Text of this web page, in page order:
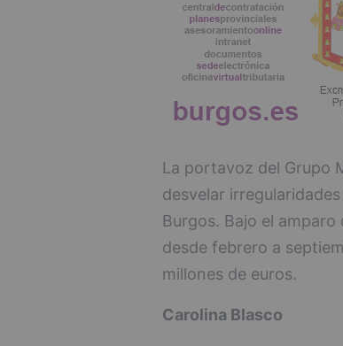
La portavoz del Grupo
desvelar
Burgos. Bajo el
desde febrero a
millones de euros.
Carolina Blasco